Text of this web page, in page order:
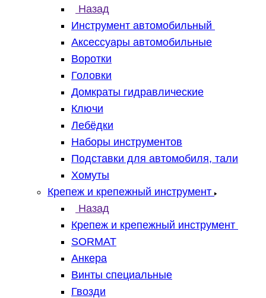
Назад
Инструмент автомобильный
Аксессуары автомобильные
Воротки
Головки
Домкраты гидравлические
Ключи
Лебёдки
Наборы инструментов
Подставки для автомобиля, тали
Хомуты
Крепеж и крепежный инструмент
Назад
Крепеж и крепежный инструмент
SORMAT
Анкера
Винты специальные
Гвозди